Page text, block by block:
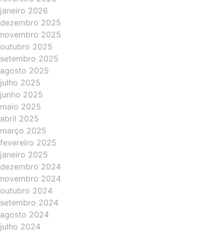
janeiro 2026
dezembro 2025
novembro 2025
outubro 2025
setembro 2025
agosto 2025
julho 2025
junho 2025
maio 2025
abril 2025
março 2025
fevereiro 2025
janeiro 2025
dezembro 2024
novembro 2024
outubro 2024
setembro 2024
agosto 2024
julho 2024